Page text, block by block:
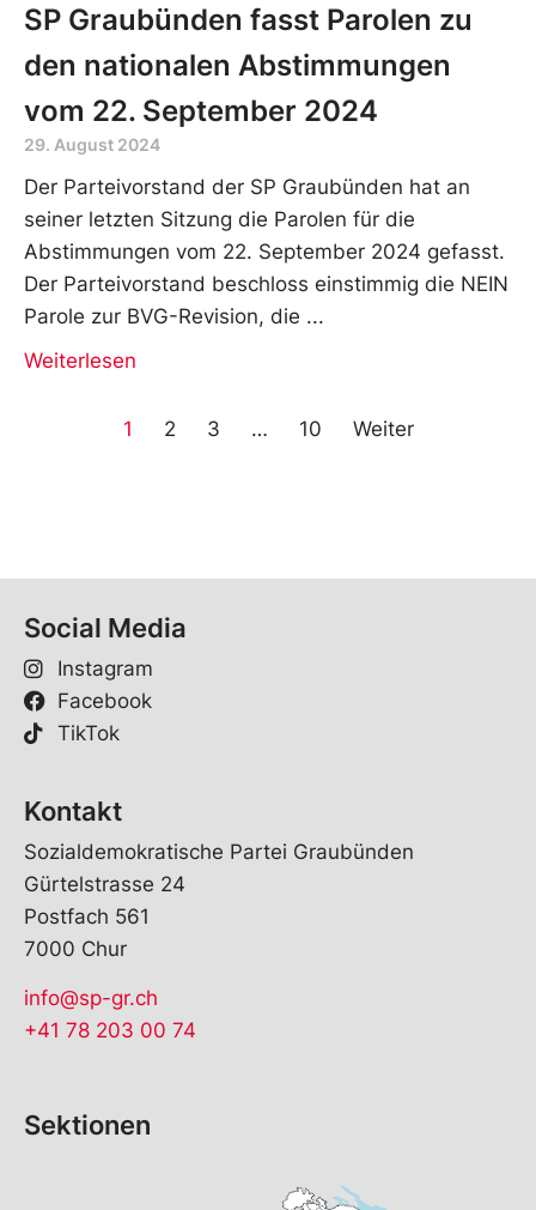
SP Graubünden fasst Parolen zu
den nationalen Abstimmungen
vom 22. September 2024
29. August 2024
Der Parteivorstand der SP Graubünden hat an
seiner letzten Sitzung die Parolen für die
Abstimmungen vom 22. September 2024 gefasst.
Der Parteivorstand beschloss einstimmig die NEIN
Parole zur BVG-Revision, die
Weiterlesen
1 2 3 … 10 Weiter
Social Media
Instagram
Facebook
TikTok
Kontakt
Sozialdemokratische Partei Graubünden
Gürtelstrasse 24
Postfach 561
7000 Chur
info@sp-gr.ch
+41 78 203 00 74
Sektionen